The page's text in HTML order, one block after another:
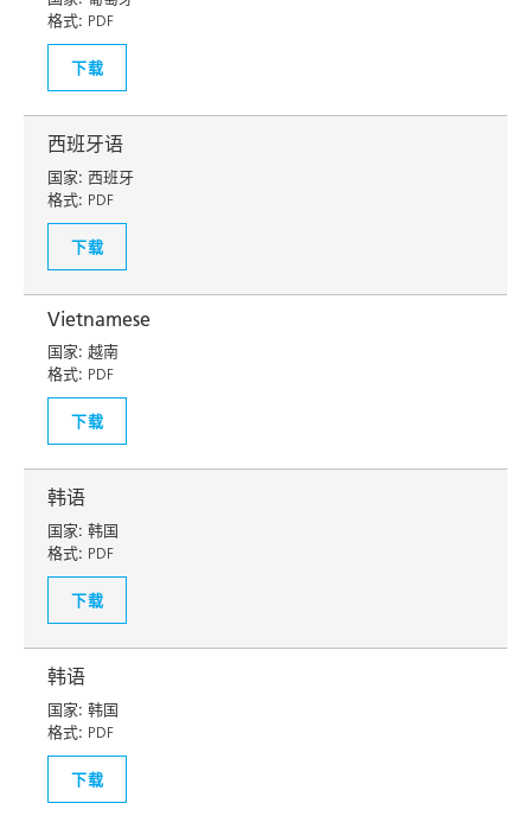
格式: PDF
下载
西班牙语
国家: 西班牙
格式: PDF
下载
Vietnamese
国家: 越南
格式: PDF
下载
韩语
国家: 韩国
格式: PDF
下载
韩语
国家: 韩国
格式: PDF
下载